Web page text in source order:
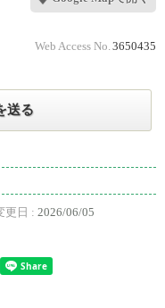
Web Access No. 3650435
送る
更日 : 2026/06/05